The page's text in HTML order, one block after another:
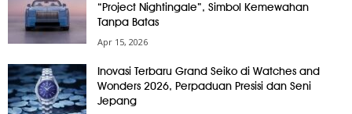
“Project Nightingale”, Simbol Kemewahan
Tanpa Batas
Apr 15, 2026
Inovasi Terbaru Grand Seiko di Watches and
Wonders 2026, Perpaduan Presisi dan Seni
Jepang